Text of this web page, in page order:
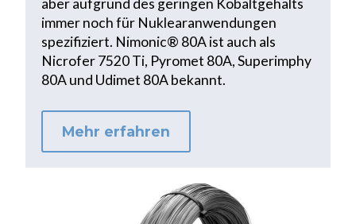
immer noch für Nuklearanwendungen
spezifiziert. Nimonic® 80A ist auch als
Nicrofer 7520 Ti, Pyromet 80A, Superimphy
80A und Udimet 80A bekannt.
Mehr erfahren